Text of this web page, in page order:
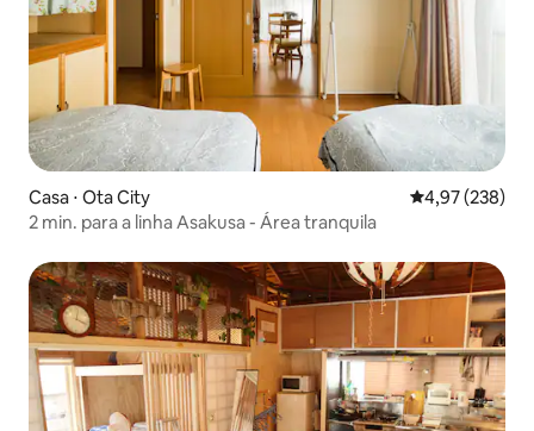
Casa ⋅ Ota City 4,97 de uma
4,97 (238)
2 min. para a linha Asakusa - Área tranquila